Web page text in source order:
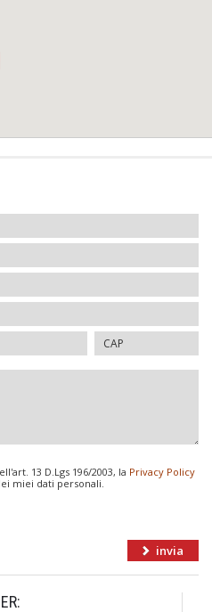
13 D.Lgs 196/2003, la Privacy Policy
miei dati personali.